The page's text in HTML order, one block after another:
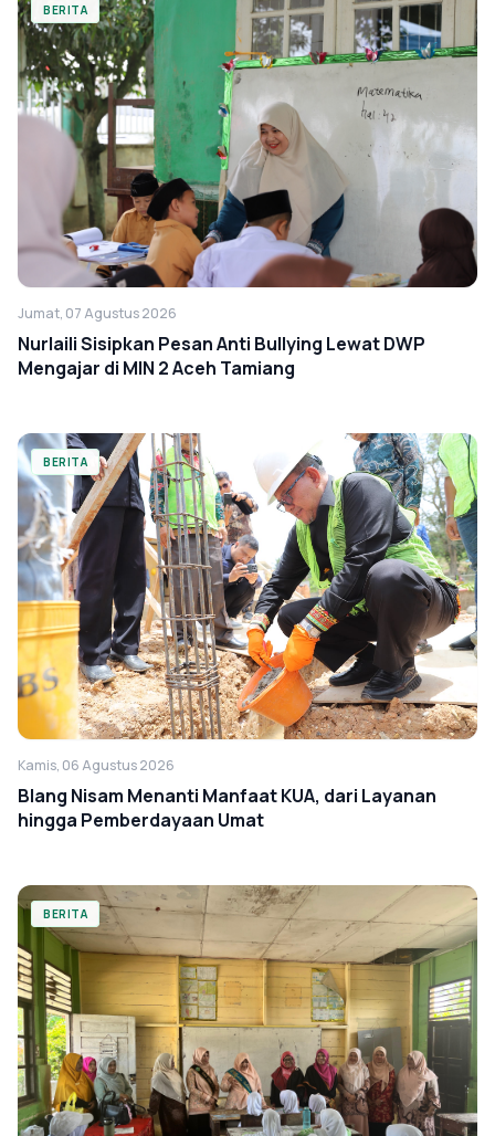
BERITA
Jumat, 07 Agustus 2026
Nurlaili Sisipkan Pesan Anti Bullying Lewat DWP
Mengajar di MIN 2 Aceh Tamiang
BERITA
Kamis, 06 Agustus 2026
Blang Nisam Menanti Manfaat KUA, dari Layanan
hingga Pemberdayaan Umat
BERITA